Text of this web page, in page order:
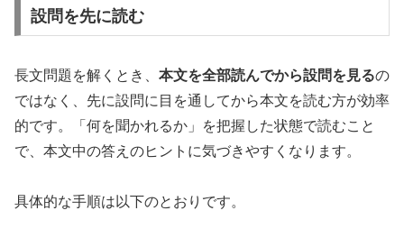
設問を先に読む
長文問題を解くとき、 本文を全部読んでから設問を見るの
ではなく、先に設問に目を通してから本文を読む方が効率
的です。「何を聞かれるか」を把握した状態で読むこと
で、本文中の答えのヒントに気づきやすくなります。
具体的な手順は以下のとおりです。